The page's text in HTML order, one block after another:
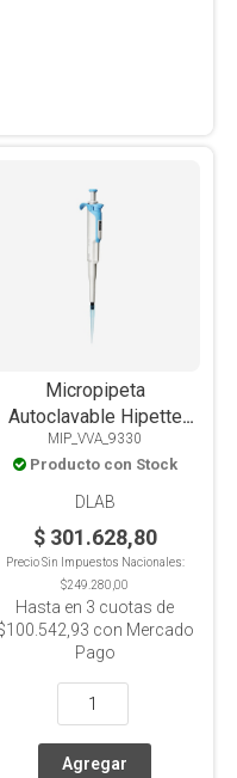
Micropipeta
Autoclavable Hipette
Volumen Variable 20-
200ul
MIP_VVA_9330
Producto con Stock
DLAB
$ 301.628,80
Precio Sin Impuestos Nacionales:
$249.280,00
Hasta en 3 cuotas de
con Mercado
Pago